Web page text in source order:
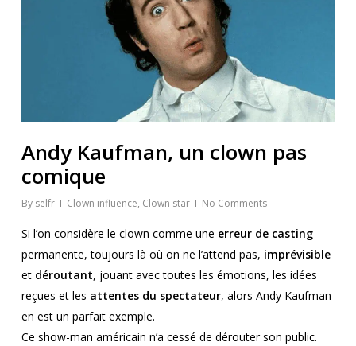
Andy Kaufman, un clown pas
comique
By selfr Clown influence, Clown star No Comments
Si l’on considère le clown comme une erreur de casting
permanente, toujours là où on ne l’attend pas, imprévisible
et déroutant, jouant avec toutes les émotions, les idées
reçues et les attentes du spectateur, alors Andy Kaufman
en est un parfait exemple.
Ce show-man américain n’a cessé de dérouter son public.